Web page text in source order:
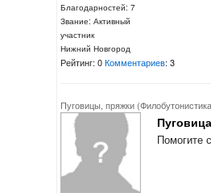
Благодарностей: 7
Звание: Активный
участник
Нижний Новгород
Рейтинг: 0Комментариев: 3
Пуговицы, пряжки
Помогите